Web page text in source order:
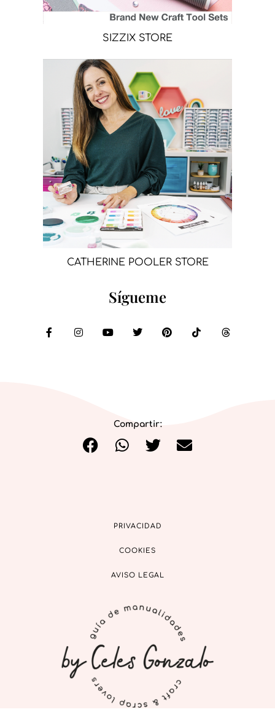
SIZZIX STORE
CATHERINE POOLER STORE
Sígueme
Compartir:
PRIVACIDAD
COOKIES
AVISO LEGAL